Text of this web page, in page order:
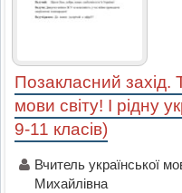
Позакласний
мови світу! І рідну
9-11 класів)
Вчитель української
Михайлівна